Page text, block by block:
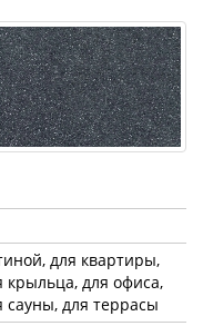
для квартиры,
крыльца, для офиса,
сауны, для террасы